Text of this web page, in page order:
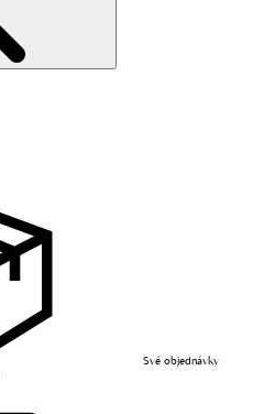
Své objednávky